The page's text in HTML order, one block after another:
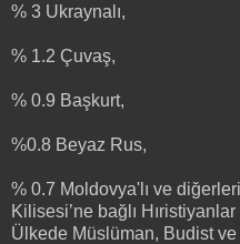
% 3 Ukraynalı,
% 1.2 Çuvaş,
% 0.9 Başkurt,
%0.8 Beyaz Rus,
% 0.7 Moldovya'lı ve
Kilisesi’ne bağlı
Ülkede Müslüman, Budist ve